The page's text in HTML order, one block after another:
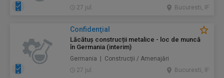
27 jul.
Bucuresti, IF
Confidenţial
Lăcătuș construcții metalice - loc de muncă
în Germania (interim)
Germania | Construcţii / Amenajări
27 jul.
Bucuresti, IF